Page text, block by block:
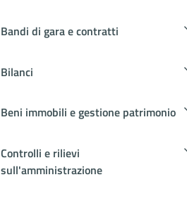
Bandi di gara e contratti
Bilanci
Beni immobili e gestione patrimonio
Controlli e rilievi
sull'amministrazione